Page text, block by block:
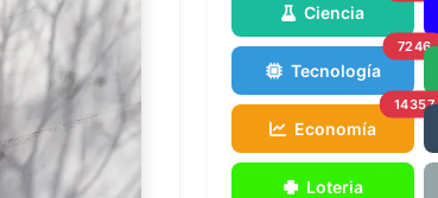
Ciencia
Tecnología
7246
Economía
14357
Loteria